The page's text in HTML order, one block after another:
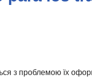
з проблемою їх